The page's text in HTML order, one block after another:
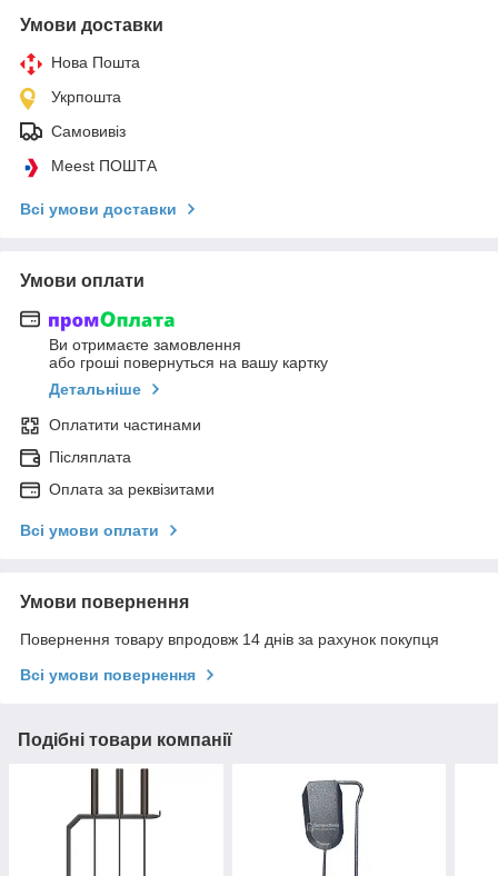
Умови доставки
Нова Пошта
Укрпошта
Самовивіз
Meest ПОШТА
Всі умови доставки
Умови оплати
Ви отримаєте замовлення
або гроші повернуться на вашу картку
Детальніше
Оплатити частинами
Післяплата
Оплата за реквізитами
Всі умови оплати
Умови повернення
Повернення товару впродовж 14 днів за рахунок покупця
Всі умови повернення
Подібні товари компанії